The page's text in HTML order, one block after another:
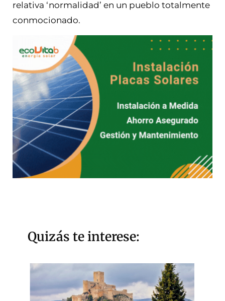
relativa ‘normalidad’ en un pueblo totalmente
conmocionado.
Quizás te interese: